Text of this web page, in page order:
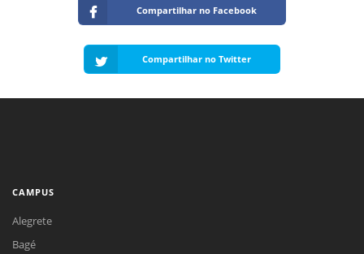
Compartilhar no Facebook
Compartilhar no Twitter
CAMPUS
Alegrete
Bagé